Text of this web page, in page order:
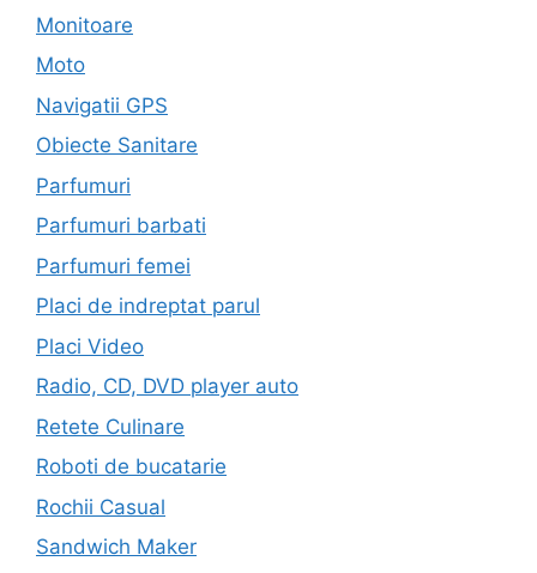
Monitoare
Moto
Navigatii GPS
Obiecte Sanitare
Parfumuri
Parfumuri barbati
Parfumuri femei
Placi de indreptat parul
Placi Video
Radio, CD, DVD player auto
Retete Culinare
Roboti de bucatarie
Rochii Casual
Sandwich Maker